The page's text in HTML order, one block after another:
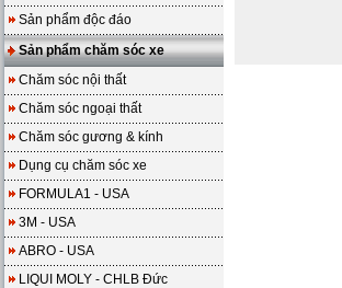
Sản phẩm độc đáo
Sản phẩm chăm sóc xe
Chăm sóc nội thất
Chăm sóc ngoại thất
Chăm sóc gương & kính
Dụng cụ chăm sóc xe
FORMULA1 - USA
3M - USA
ABRO - USA
LIQUI MOLY - CHLB Đức